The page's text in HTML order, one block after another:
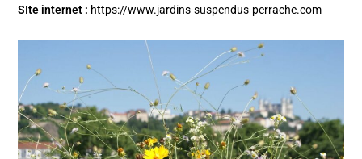
SIte internet : https://www.jardins-suspendus-perrache.com